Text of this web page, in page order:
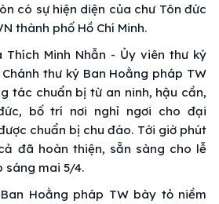
có sự hiện diện của chư Tôn đức
thành phố Hồ Chí Minh.
Thích Minh Nhẫn - Ủy viên thư ký
thư ký Ban Hoằng pháp TW
tác chuẩn bị từ an ninh, hậu cần,
bố trí nơi nghỉ ngơi cho đại
chuẩn bị chu đáo. Tới giờ phút
đã hoàn thiện, sẵn sàng cho lễ
sáng mai 5/4.
Hoằng pháp TW bày tỏ niềm